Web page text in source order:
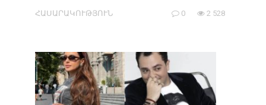
ՀԱՍԱՐԱԿՈՒԹՅՈՒՆ 0 2 528